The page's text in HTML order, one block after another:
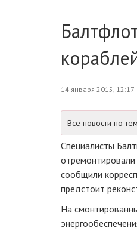
14 января 2015, 12:17
Все новости по
Специалисты
отремонтировали
сообщили
предстоит
На